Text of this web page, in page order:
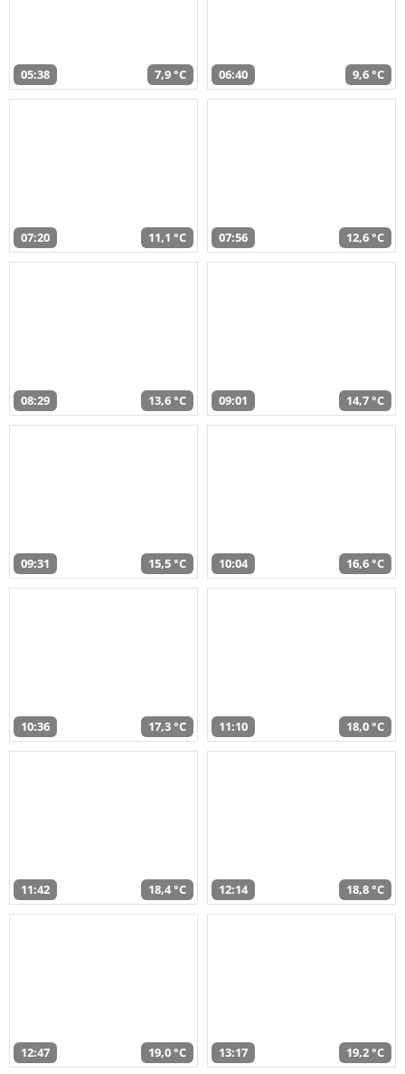
05:38 7,9 °C 06:40 9,6 °C
07:20 11,1 °C 07:56 12,6 °C
08:29 13,6 °C 09:01 14,7 °C
09:31 15,5 °C 10:04 16,6 °C
10:36 17,3 °C 11:10 18,0 °C
11:42 18,4 °C 12:14 18,8 °C
12:47 19,0 °C 13:17 19,2 °C